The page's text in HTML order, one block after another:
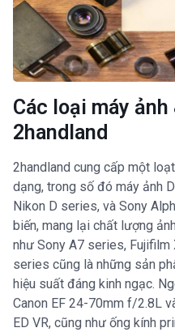
Các loại máy
2handland
2handland cung cấp một
dạng, trong số đó máy ảnh
Nikon D series, và Sony
biến, mang lại chất lượng
như Sony A7 series,
series cũng là những sản
hiệu suất đáng kinh ngạc.
Canon EF 24-70mm f/2.8L
ED VR, cũng như ống kính